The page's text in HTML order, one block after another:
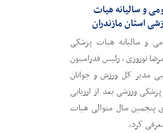
و سالیانه هیات
استان مازندران
و سالیانه هیات پزشکی
نوروزی ، رئیس فدراسیون
مدیر کل ورزش و جوانان
ورزشی بعد از ارزیابی
پنجمین سال متوالی هیات
کرد.